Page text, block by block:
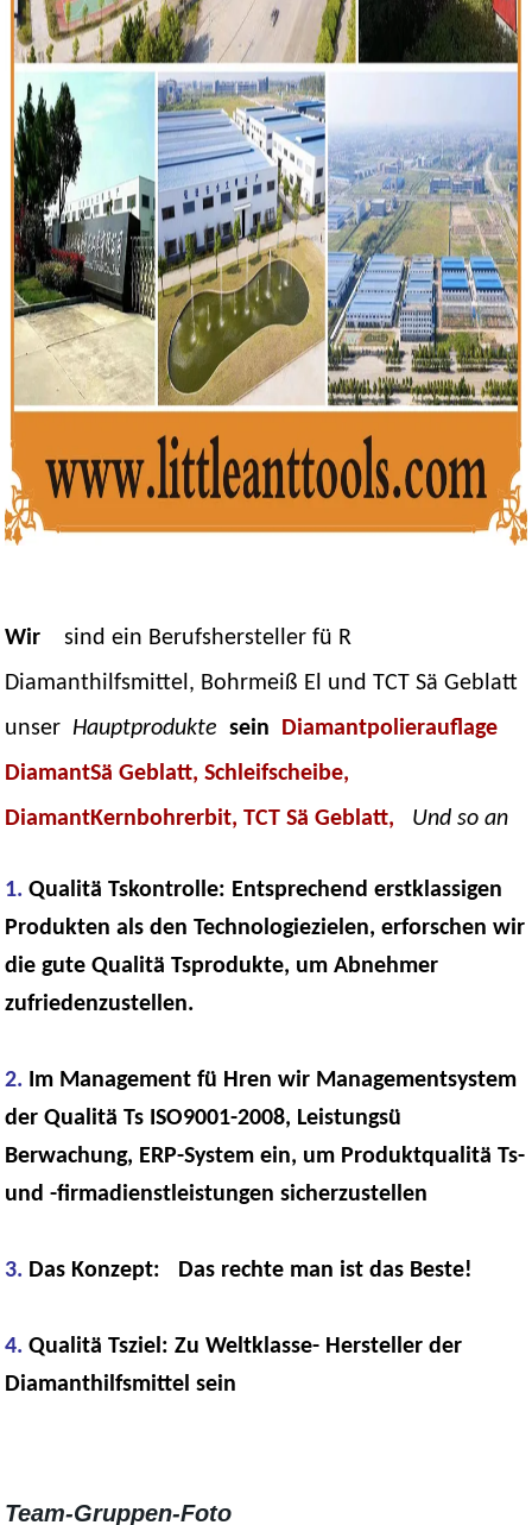
Wir
sind ein Berufshersteller fü R
Diamanthilfsmittel, Bohrmeiß El und TCT Sä Geblatt
unser Hauptproduktesein Diamantpolierauflage
DiamantSä Geblatt, Schleifscheibe,
DiamantKernbohrerbit, TCT Sä Geblatt,
Und so an
1.Qualitä Tskontrolle: Entsprechend erstklassigen
Produkten als den Technologiezielen, erforschen wir
die gute Qualitä Tsprodukte, um Abnehmer
zufriedenzustellen.
2. Im Management fü Hren wir Managementsystem
der Qualitä Ts ISO9001-2008, Leistungsü
Berwachung, ERP-System ein, um Produktqualitä Ts-
und -firmadienstleistungen sicherzustellen
3. Das Konzept: Das rechte man ist das Beste!
4.Qualitä Tsziel: Zu Weltklasse- Hersteller der
Diamanthilfsmittel sein
Team-Gruppen-Foto